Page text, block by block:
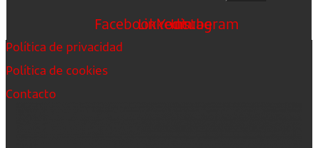
FacebookLinkedin
Youtube
Instagram
Política de privacidad
Política de cookies
Contacto